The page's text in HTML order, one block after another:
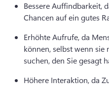
Bessere Auffindbarkeit,
Chancen auf ein gutes
Erhöhte Aufrufe, da
können, selbst wenn sie
suchen, den Sie gesagt
Höhere Interaktion, da